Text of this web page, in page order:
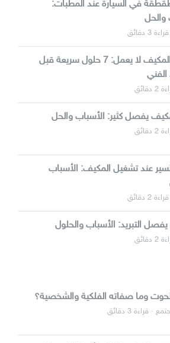
في السيارة عند المطبات:
والحل
3 دقائق
ريموت المكيف لا يعمل: 7 حلول سريعة قبل
الفني
يفصل كثير: الأسباب والحل
عند تشغيل المكيف: الأسباب
2 دقائق
التبريد: الأسباب والحلول
وما صفاته الفلكية والشخصية؟
· قراءة 3 دقائق